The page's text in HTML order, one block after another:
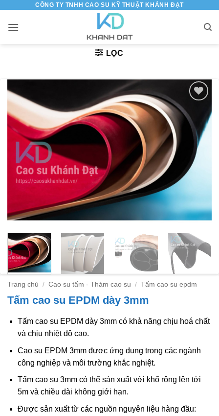
nội
CÔNG TY TNHH CAO SU KỸ THUẬT KHÁNH ĐẠT
LỌC
danh
sách
yêu
thích
Trang chủ / Cao su tấm - Thảm cao su / Tấm cao su epdm
Tấm cao su EPDM dày 3mm
Tấm cao su EPDM dày 3mm có khả năng chịu hoá chất
và chịu nhiệt độ cao.
Cao su EPDM 3mm được ứng dụng trong các ngành
công nghiệp và môi trường khắc nghiệt.
Tấm cao su 3mm có thể sản xuất với khổ rộng lên tới
5m và chiều dài không giới hạn.
Được sản xuất từ các nguồn nguyên liệu hàng đầu: